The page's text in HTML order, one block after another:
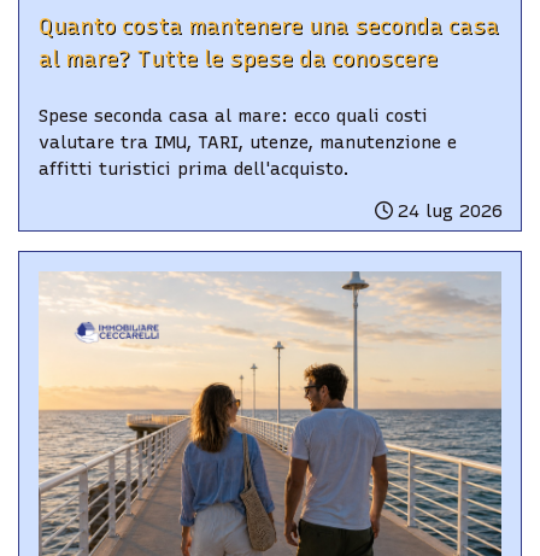
Quanto costa mantenere una seconda casa
al mare? Tutte le spese da conoscere
Spese seconda casa al mare: ecco quali costi
valutare tra IMU, TARI, utenze, manutenzione e
affitti turistici prima dell'acquisto.
24 lug 2026